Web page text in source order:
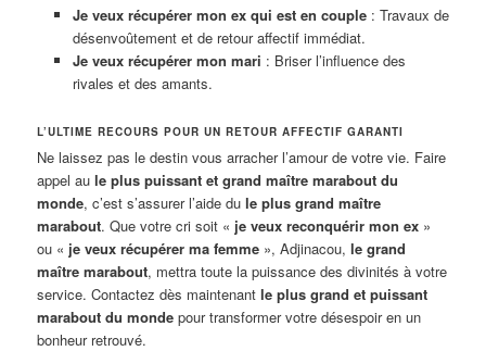
Je veux récupérer mon ex qui est en couple: Travaux de
désenvoûtement et de retour affectif immédiat.
Je veux récupérer mon mari : Briser l’influence des
rivales et des amants.
L’ULTIME RECOURS POUR UN RETOUR AFFECTIF GARANTI
Ne laissez pas le destin vous arracher l’amour de votre vie. Faire
appel aule plus puissant et grand maître marabout du
monde, c’est s’assurer l’aide dule plus grand maître
marabout. Que votre cri soit « je veux reconquérir mon ex »
ou « je veux récupérer ma femme », Adjinacou,le grand
maître marabout, mettra toute la puissance des divinités à votre
service. Contactez dès maintenantle plus grand et puissant
marabout du monde pour transformer votre désespoir en un
bonheur retrouvé.